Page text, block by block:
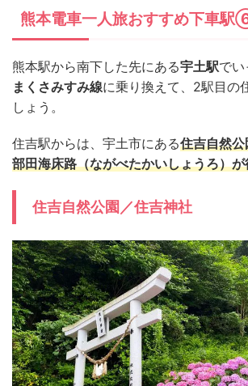
熊本電車一人旅おすすめ下車
熊本駅から南下した先にある宇土駅でい
まくさみすみ線に乗り換えて、2駅目の
しょう。
住吉駅からは、宇土市にある住吉自然
部田海床路（ながべたかいしょうろ）
住吉自然公園／住吉神社